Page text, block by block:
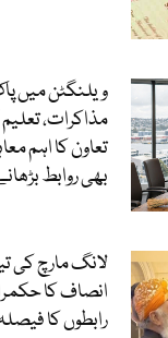
ویلنگٹن میں
مذاکرات،
تعاون کا اہم
بھی روابط
لانگ مارچ کی
انصاف کا
رابطوں کا